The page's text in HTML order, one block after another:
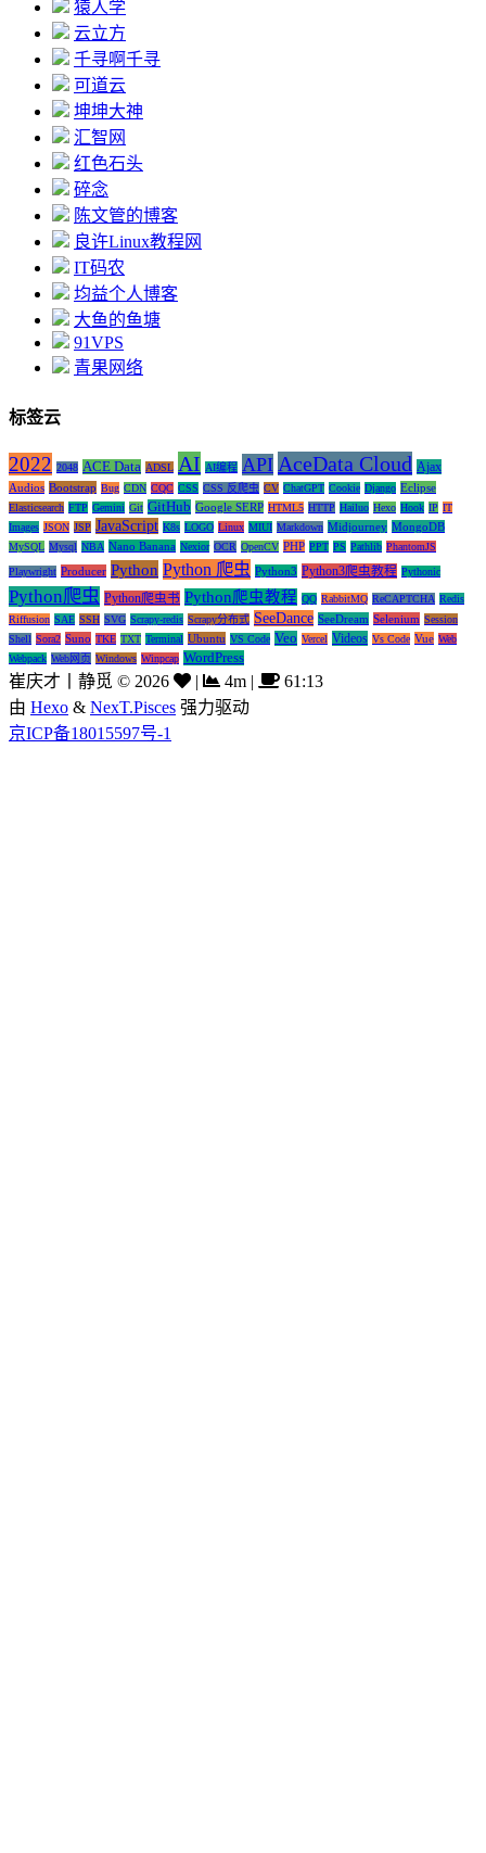
猿人学
云立方
千寻啊千寻
可道云
坤坤大神
汇智网
红色石头
碎念
陈文管的博客
良许Linux教程网
IT码农
均益个人博客
大鱼的鱼塘
91VPS
青果网络
标签云
2022 2048 ACE Data ADSL AI AI编程 API AceData Cloud Ajax
Audios Bootstrap Bug CDN CQC CSS CSS 反爬虫 CV ChatGPT Cookie Django Eclipse
Elasticsearch FTP Gemini Git GitHub Google SERP HTML5 HTTP Hailuo Hexo Hook IP IT
Images JSON JSP JavaScript K8s LOGO Linux MIUI Markdown Midjourney MongoDB
MySQL Mysql NBA Nano Banana Nexior OCR OpenCV PHP PPT PS Pathlib PhantomJS
Playwright Producer Python Python 爬虫 Python3 Python3爬虫教程 Pythonic
Python爬虫 Python爬虫书 Python爬虫教程 QQ RabbitMQ ReCAPTCHA Redis
Riffusion SAE SSH SVG Scrapy-redis Scrapy分布式 SeeDance SeeDream Selenium Session
Shell Sora2 Suno TKE TXT Terminal Ubuntu VS Code Veo Vercel Videos Vs Code Vue Web
Webpack Web网页 Windows Winpcap WordPress
崔庆才丨静觅 © 2026 | 4m |
61:13
由 Hexo & NexT.Pisces 强力驱动
京ICP备18015597号-1